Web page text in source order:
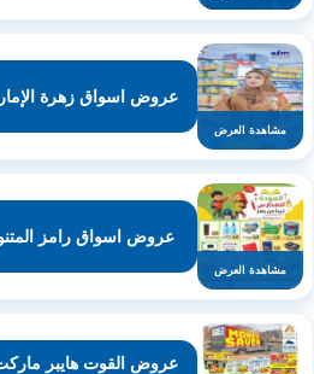
مشاهدة العرض
عروض اسواق زهرة
مشاهدة العرض
عروض اسواق رامز المتنوعة من 5